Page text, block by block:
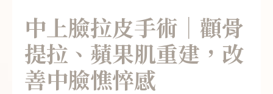
中上臉拉皮手術｜顴骨
提拉、蘋果肌重建，改
善中臉憔悴感